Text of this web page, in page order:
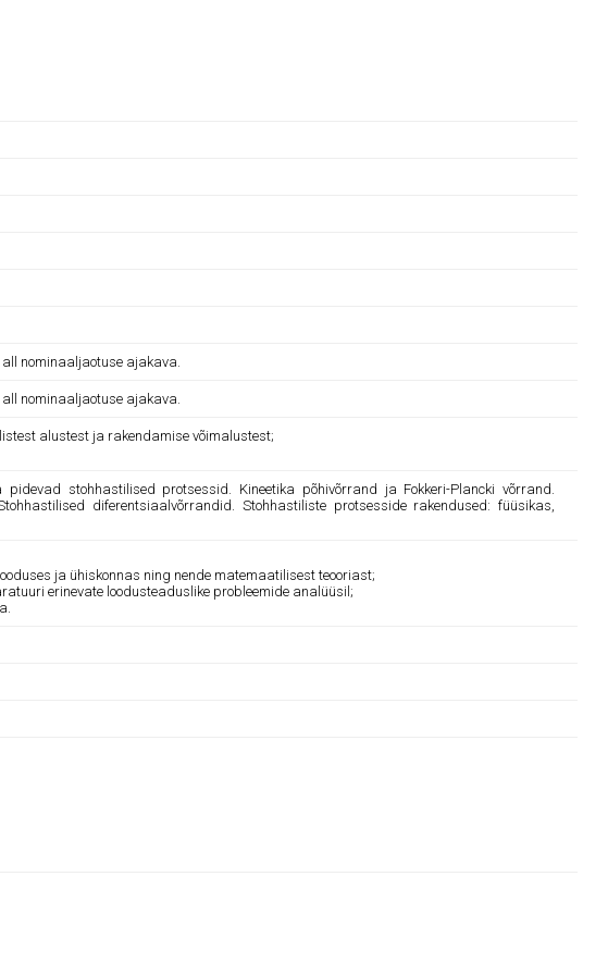
nominaaljaotuse ajakava.
nominaaljaotuse ajakava.
alustest ja rakendamise võimalustest;
stohhastilised protsessid. Kineetika põhivõrrand ja Fokkeri-Plancki võrrand.
diferentsiaalvõrrandid. Stohhastiliste protsesside rakendused: füüsikas,
ja ühiskonnas ning nende matemaatilisest teooriast;
erinevate loodusteaduslike probleemide analüüsil;